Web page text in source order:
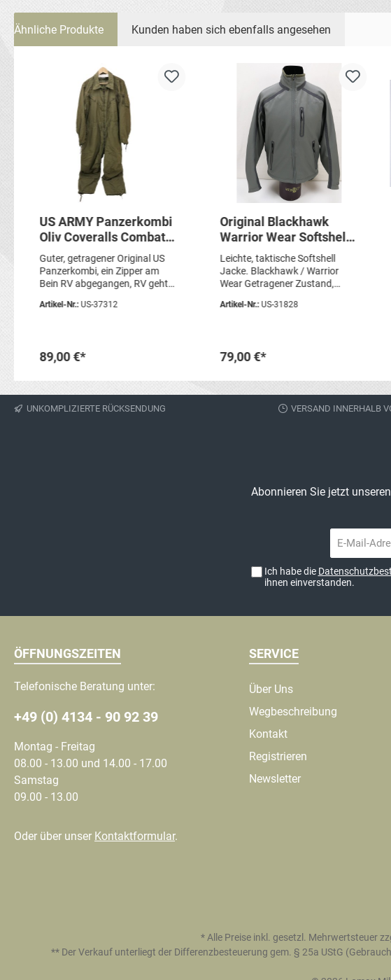
Ähnliche Produkte Kunden haben sich ebenfalls angesehen
Produktgalerie überspringen
US ARMY Panzerkombi
Oliv Coveralls Combat
Vehicle Aramid Gr.
Large
Guter, getragener Original US
Panzerkombi, ein Zipper am
Bein RV abgegangen, RV geht
Short Artikelzustand:
Artikel-Nr.: US-37312
89,00 €*
Original Blackhawk
Warrior Wear Softshell
Jacke OPS Jacket
foliage Gr. Medium
Leichte, taktische Softshell
Jacke. Blackhawk / Warrior
Wear Getragener Zustand,
(Knötchen) Artikelzustand:
Artikel-Nr.: US-31828
79,00 €*
UNKOMPLIZIERTE RÜCKSENDUNG VERSAND INNERHALB
Abonnieren Sie jetzt
Ich habe die
ihnen einverstanden.
ÖFFNUNGSZEITEN
Telefonische Beratung unter:
+49 (0) 4134 - 90 92 39
Montag - Freitag
08.00 - 13.00 und 14.00 - 17.00
Samstag
09.00 - 13.00
Oder über unser Kontaktformular.
SERVICE
Über Uns
Wegbeschreibung
Kontakt
Registrieren
Newsletter
* Alle Preise inkl. gesetzl. Mehrwertsteuer
** Der Verkauf unterliegt der Differenzbesteuerung gem. § 25a UStG